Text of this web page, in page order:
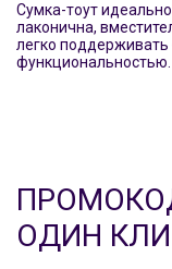
Сумка-тоут
лаконична,
легко
функциональностью.
ОДИН